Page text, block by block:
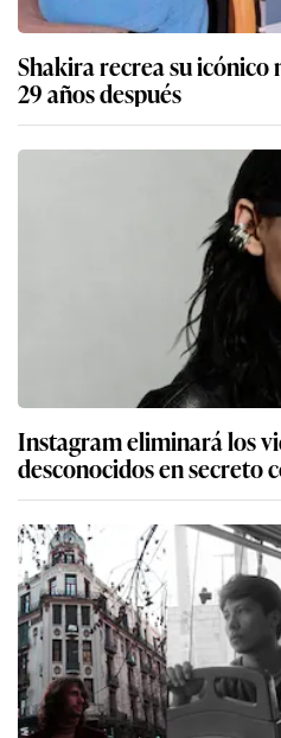
Shakira recrea su
29 años después
Instagram eliminará los
desconocidos en secreto